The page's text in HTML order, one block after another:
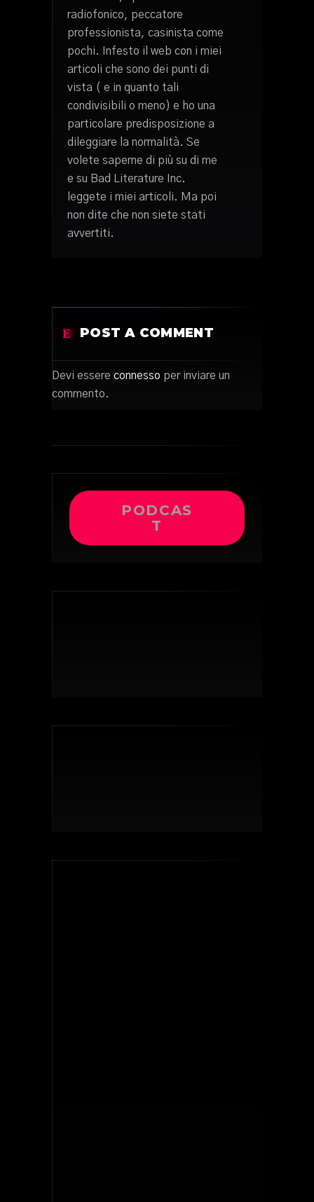
radiofonico, peccatore
professionista, casinista come
pochi. Infesto il web con i miei
articoli che sono dei punti di
vista ( e in quanto tali
condivisibili o meno) e ho una
particolare predisposizione a
dileggiare la normalità. Se
volete saperne di più su di me
e su Bad Literature Inc.
leggete i miei articoli. Ma poi
non dite che non siete stati
avvertiti.
POST A COMMENT
Devi essere connesso per inviare un
commento.
PODCAS
T